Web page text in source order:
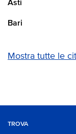
Asti
Bari
Mostra tutte le
TROVA